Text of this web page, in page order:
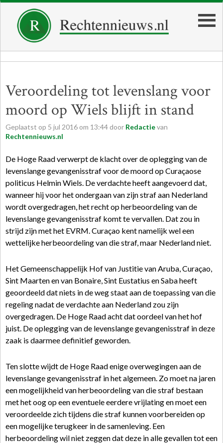
Veroordeling tot levenslang voor
moord op Wiels blijft in stand
Geplaatst op 5 jul 2016 om 13:44 door Redactievan
Rechtennieuws.nl
De Hoge Raad verwerpt de klacht over de oplegging van de
levenslange gevangenisstraf voor de moord op Curaçaose
politicus Helmin Wiels. De verdachte heeft aangevoerd dat,
wanneer hij voor het ondergaan van zijn straf aan Nederland
wordt overgedragen, het recht op herbeoordeling van de
levenslange gevangenisstraf komt te vervallen. Dat zou in
strijd zijn met het EVRM. Curaçao kent namelijk wel een
wettelijke herbeoordeling van die straf, maar Nederland niet.
Het Gemeenschappelijk Hof van Justitie van Aruba, Curaçao,
Sint Maarten en van Bonaire, Sint Eustatius en Saba heeft
geoordeeld dat niets in de weg staat aan de toepassing van die
regeling nadat de verdachte aan Nederland zou zijn
overgedragen. De Hoge Raad acht dat oordeel van het hof
juist. De oplegging van de levenslange gevangenisstraf in deze
zaak is daarmee definitief geworden.
Ten slotte wijdt de Hoge Raad enige overwegingen aan de
levenslange gevangenisstraf in het algemeen. Zo moet na jaren
een mogelijkheid van herbeoordeling van die straf bestaan
met het oog op een eventuele eerdere vrijlating en moet een
veroordeelde zich tijdens die straf kunnen voorbereiden op
een mogelijke terugkeer in de samenleving. Een
herbeoordeling wil niet zeggen dat deze in alle gevallen tot een